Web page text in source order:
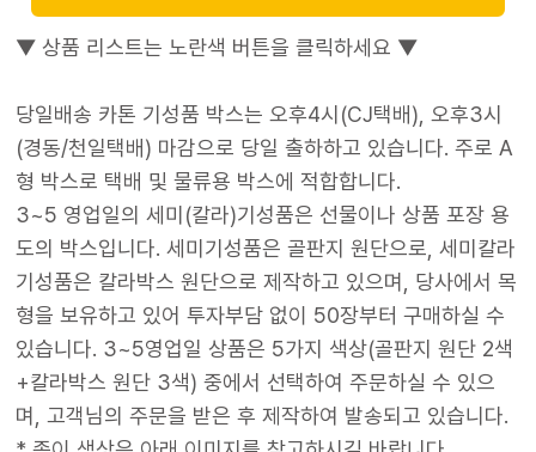
▼ 상품 리스트는 노란색 버튼을 클릭하세요 ▼
당일배송 카톤 기성품 박스는 오후4시(CJ택배), 오후3시
(경동/천일택배) 마감으로 당일 출하하고 있습니다. 주로 A
형 박스로 택배 및 물류용 박스에 적합합니다.
3~5 영업일의 세미(칼라)기성품은 선물이나 상품 포장 용
도의 박스입니다. 세미기성품은 골판지 원단으로, 세미칼라
기성품은 칼라박스 원단으로 제작하고 있으며, 당사에서 목
형을 보유하고 있어 투자부담 없이 50장부터 구매하실 수
있습니다. 3~5영업일 상품은 5가지 색상(골판지 원단 2색
+칼라박스 원단 3색) 중에서 선택하여 주문하실 수 있으
며, 고객님의 주문을 받은 후 제작하여 발송되고 있습니다.